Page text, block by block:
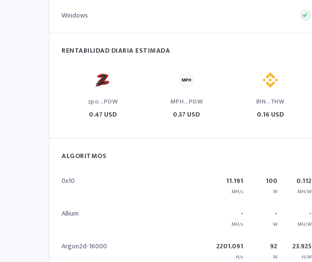
Windows
RENTABILIDAD DIARIA ESTIMADA
zpo...POW
0.47 USD
MPH...POW
0.37 USD
BIN...THW
0.16 USD
ALGORITMOS
0x10 11.191
MH/s
100
W
0.112
MH/W
Allium -
MH/s
-
W
-
MH/W
Argon2d-16000 2201.091
H/s
92
W
23.925
H/W